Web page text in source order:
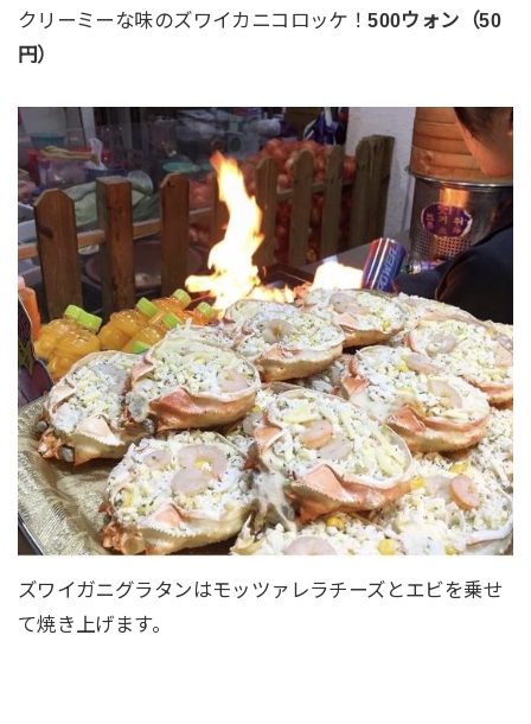
クリーミーな味のズワイカニコロッケ！500ウォン（50
円）
ズワイガニグラタンはモッツァレラチーズとエビを乗せ
て焼き上げます。